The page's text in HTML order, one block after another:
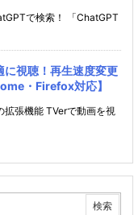
で検索！ 「ChatGPT
に視聴！再生速度変更
・Firefox対応】
張機能 TVerで動画を視